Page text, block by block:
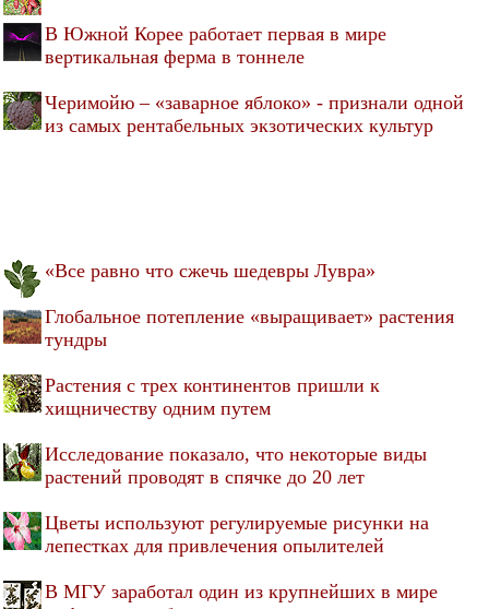
В Южной Корее работает первая в мире
вертикальная ферма в тоннеле
Черимойю – «заварное яблоко» - признали одной
из самых рентабельных экзотических культур
«Все равно что сжечь шедевры Лувра»
Глобальное потепление «выращивает» растения
тундры
Растения с трех континентов пришли к
хищничеству одним путем
Исследование показало, что некоторые виды
растений проводят в спячке до 20 лет
Цветы используют регулируемые рисунки на
лепестках для привлечения опылителей
В МГУ заработал один из крупнейших в мире